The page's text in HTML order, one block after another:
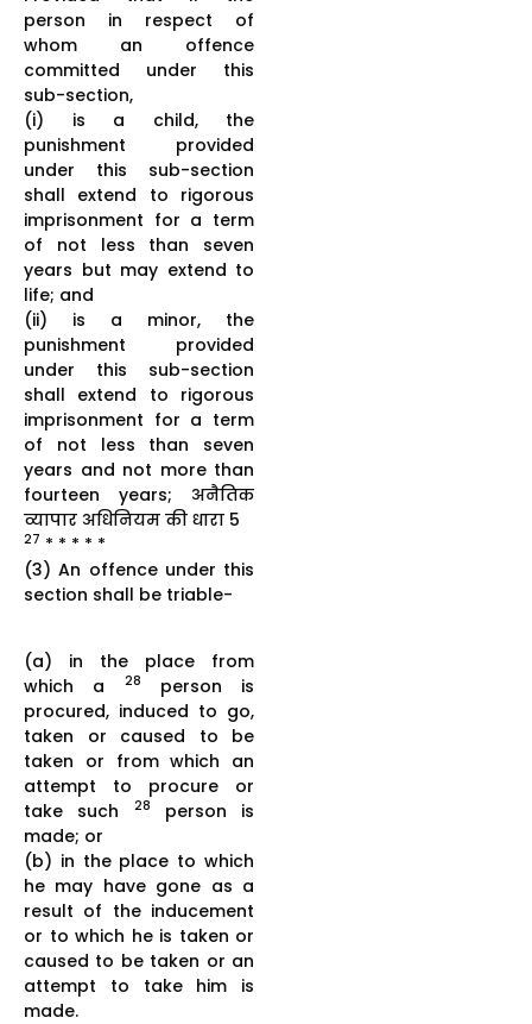
person in respect of
whom an offence
committed under this
sub-section,
(i) is a child, the
punishment provided
under this sub-section
shall extend to rigorous
imprisonment for a term
of not less than seven
years but may extend to
life; and
(ii) is a minor, the
punishment provided
under this sub-section
shall extend to rigorous
imprisonment for a term
of not less than seven
years and not more than
fourteen years; अनैतिक
व्यापार अधिनियम की धारा 5
27 * * * * *
(3) An offence under this
section shall be triable-
(a) in the place from
which a
28
person is
procured, induced to go,
taken or caused to be
taken or from which an
attempt to procure or
take such
28
person is
made; or
(b) in the place to which
he may have gone as a
result of the inducement
or to which he is taken or
caused to be taken or an
attempt to take him is
made.